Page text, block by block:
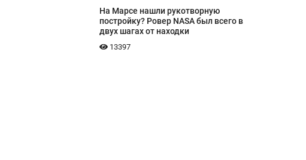
На Марсе нашли рукотворную
постройку? Ровер NASA был всего в
двух шагах от находки
13397